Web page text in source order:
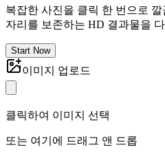
복잡한 사진을 클릭 한 번으로
자리를 보존하는 HD 결과물을
Start Now
이미지 업로드
클릭하여 이미지 선택
또는 여기에 드래그 앤 드롭